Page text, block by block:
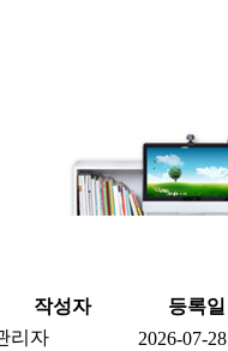
작성자 등록일
리자 2026-07-28